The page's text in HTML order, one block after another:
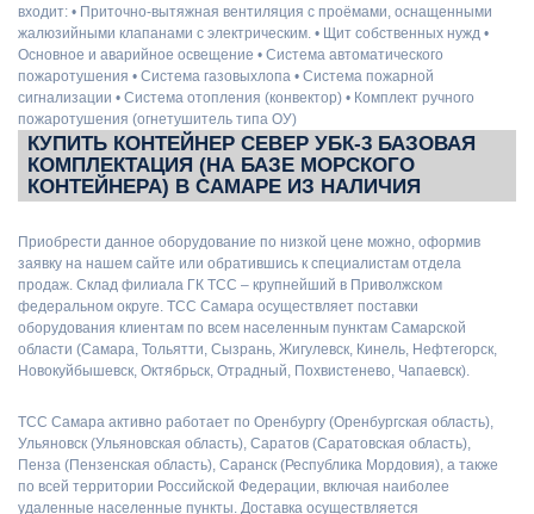
входит: • Приточно-вытяжная вентиляция с проёмами, оснащенными
жалюзийными клапанами с электрическим. • Щит собственных нужд •
Основное и аварийное освещение • Система автоматического
пожаротушения • Система газовыхлопа • Система пожарной
сигнализации • Система отопления (конвектор) • Комплект ручного
пожаротушения (огнетушитель типа ОУ)
КУПИТЬ КОНТЕЙНЕР СЕВЕР УБК-3 БАЗОВАЯ
КОМПЛЕКТАЦИЯ (НА БАЗЕ МОРСКОГО
КОНТЕЙНЕРА) В САМАРЕ ИЗ НАЛИЧИЯ
Приобрести данное оборудование по низкой цене можно, оформив
заявку на нашем сайте или обратившись к специалистам отдела
продаж. Склад филиала ГК ТСС – крупнейший в Приволжском
федеральном округе. ТСС Самара осуществляет поставки
оборудования клиентам по всем населенным пунктам Самарской
области (Самара, Тольятти, Сызрань, Жигулевск, Кинель, Нефтегорск,
Новокуйбышевск, Октябрьск, Отрадный, Похвистенево, Чапаевск).
ТСС Самара активно работает по Оренбургу (Оренбургская область),
Ульяновск (Ульяновская область), Саратов (Саратовская область),
Пенза (Пензенская область), Саранск (Республика Мордовия), а также
по всей территории Российской Федерации, включая наиболее
удаленные населенные пункты. Доставка осуществляется